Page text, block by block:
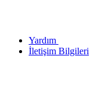
Yardım
İletişim Bilgileri